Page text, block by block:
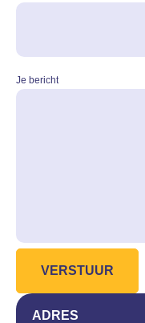
Je bericht
VERSTUUR
ADRES